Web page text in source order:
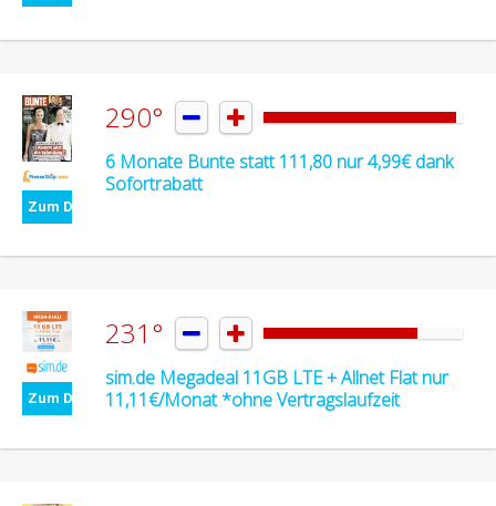
Zum Deal
290°  
6 Monate Bunte statt 111,80 nur 4,99€ dank
Sofortrabatt
Zum Deal
231°  
sim.de Megadeal 11GB LTE + Allnet Flat nur
11,11€/Monat *ohne Vertragslaufzeit